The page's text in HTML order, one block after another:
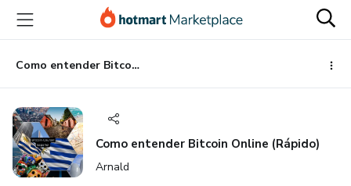
principal
página
de
página
Como entender Bitcoin Online (Rápido)
Como entender Bitcoin Online (Rápido)
Arnald